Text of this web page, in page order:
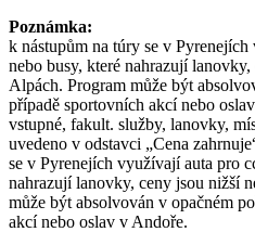
Poznámka:
k nástupům na túry se v
nebo busy, které nahrazují
Alpách. Program může být
případě sportovních akcí nebo
vstupné, fakult. služby, lanovky,
uvedeno v odstavci „Cena
se v Pyrenejích využívají auta pro
nahrazují lanovky, ceny jsou nižší
může být absolvován v opačném
akcí nebo oslav v Andoře.